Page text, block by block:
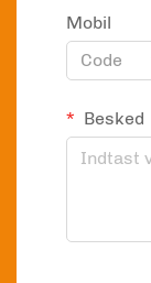
Mobil
Code
Besked